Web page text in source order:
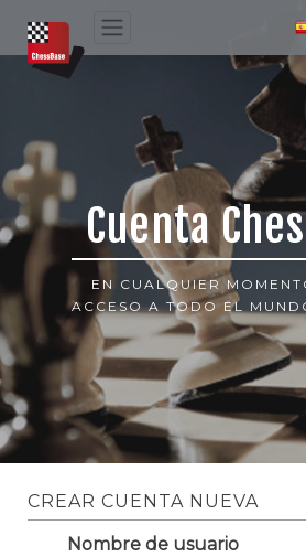
Cuenta
EN CUALQUIER
ACCESO A TODO EL
CREAR CUENTA NUEVA
Nombre de usuario